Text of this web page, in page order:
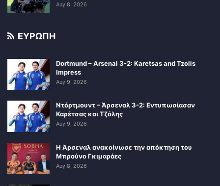
Αυγ 8, 2026
ΕΥΡΩΠΗ
Dortmund – Arsenal 3-2: Karetsas and Tzolis
Impress
Αυγ 9, 2026
Ντόρτμουντ – Άρσεναλ 3-2: Εντυπωσίασαν
Καρέτσας και Τζόλης
Αυγ 9, 2026
Η Άρσεναλ ανακοίνωσε την απόκτηση του
Μπρούνο Γκιμαράες
Αυγ 8, 2026